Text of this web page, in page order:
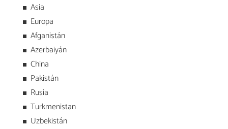
Asia
Europa
Afganistán
Azerbaiyán
China
Pakistán
Rusia
Turkmenistan
Uzbekistán